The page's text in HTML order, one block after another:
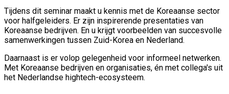
Tijdens dit seminar maakt u kennis met de Koreaanse sector
voor halfgeleiders. Er zijn inspirerende presentaties van
Koreaanse bedrijven. En u krijgt voorbeelden van succesvolle
samenwerkingen tussen Zuid-Korea en Nederland.
Daarnaast is er volop gelegenheid voor informeel netwerken.
Met Koreaanse bedrijven en organisaties, én met collega's uit
het Nederlandse hightech-ecosysteem.